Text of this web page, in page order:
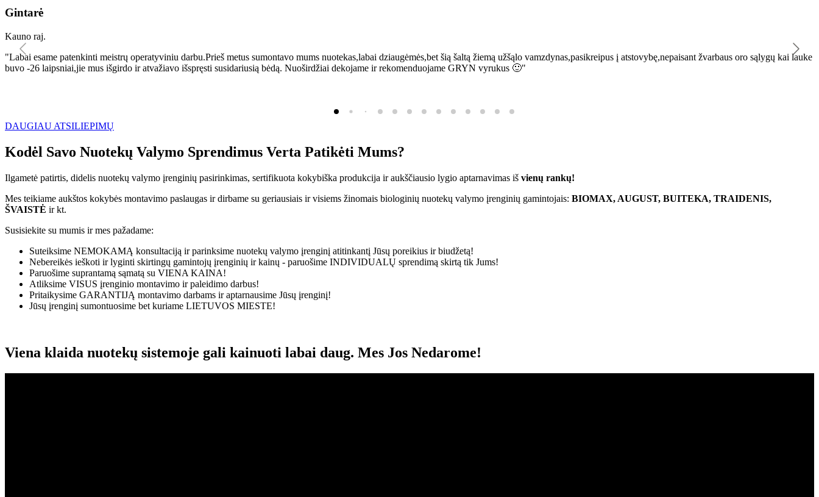
Gintarė
Kauno raj.
"Labai esame patenkinti meistrų operatyviniu darbu.Prieš metus sumontavo mums nuotekas,labai dziaugėmės,bet šią šaltą žiemą užšąlo vamzdynas,pasikreipus į atstovybę,nepaisant žvarbaus oro sąlygų kai lauke
buvo -26 laipsniai,jie mus išgirdo ir atvažiavo išspręsti susidariusią bėdą. Nuoširdžiai dekojame ir rekomenduojame GRYN vyrukus 🙂"
DAUGIAU ATSILIEPIMŲ
Kodėl Savo Nuotekų Valymo Sprendimus Verta Patikėti Mums?
Ilgametė patirtis, didelis nuotekų valymo įrenginių pasirinkimas, sertifikuota kokybiška produkcija ir aukščiausio lygio aptarnavimas iš vienų rankų!
Mes teikiame aukštos kokybės montavimo paslaugas ir dirbame su geriausiais ir visiems žinomais biologinių nuotekų valymo įrenginių gamintojais: BIOMAX, AUGUST, BUITEKA, TRAIDENIS,
ŠVAISTĖ ir kt.
Susisiekite su mumis ir mes pažadame:
Suteiksime NEMOKAMĄ konsultaciją ir parinksime nuotekų valymo įrenginį atitinkantį Jūsų poreikius ir biudžetą!
Nebereikės ieškoti ir lyginti skirtingų gamintojų įrenginių ir kainų - paruošime INDIVIDUALŲ sprendimą skirtą tik Jums!
Paruošime suprantamą sąmatą su VIENA KAINA!
Atliksime VISUS įrenginio montavimo ir paleidimo darbus!
Pritaikysime GARANTIJĄ montavimo darbams ir aptarnausime Jūsų įrenginį!
Jūsų įrenginį sumontuosime bet kuriame LIETUVOS MIESTE!
Viena klaida nuotekų sistemoje gali kainuoti labai daug. Mes Jos Nedarome!